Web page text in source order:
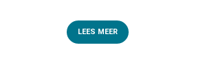
LEES MEER